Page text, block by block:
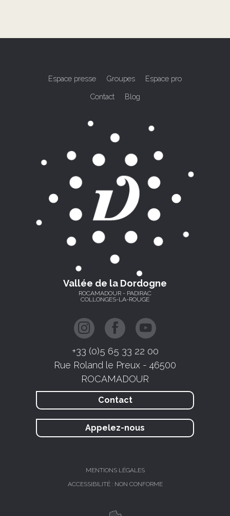
Espace presse Groupes Espace pro
Contact Blog
Vallée de la Dordogne
ROCAMADOUR - PADIRAC
COLLONGES-LA-ROUGE
+33 (0)5 65 33 22 00
Rue Roland le Preux - 46500
ROCAMADOUR
Contact
Appelez-nous
MENTIONS LÉGALES
ACCESSIBILITÉ : NON CONFORME